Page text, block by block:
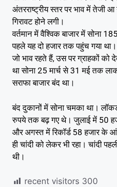
अंतरराष्ट्रीय स्तर पर भाव में तेजी
गिरावट होने लगी।
वर्तमान में वैश्विक बाजार में सोना
पहले यह दो हजार तक पहुंच गया
जो भाव रहते हैं, उस पर ग्राहकों को
था सोना 25 मार्च से 31 मई तक
सराफा बाजार बंद था।
बंद दुकानों में सोना चमका था।
रुपये तक बढ़ गए थे। जुलाई में 50
और अगस्त में रिकॉर्ड 58 हजार के
ही चांदी को लेकर भी रहा। चांदी
थी।
recent visitors 300